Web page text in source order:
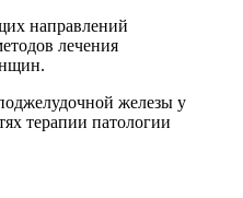
направлений
лечения
железы у
терапии патологии